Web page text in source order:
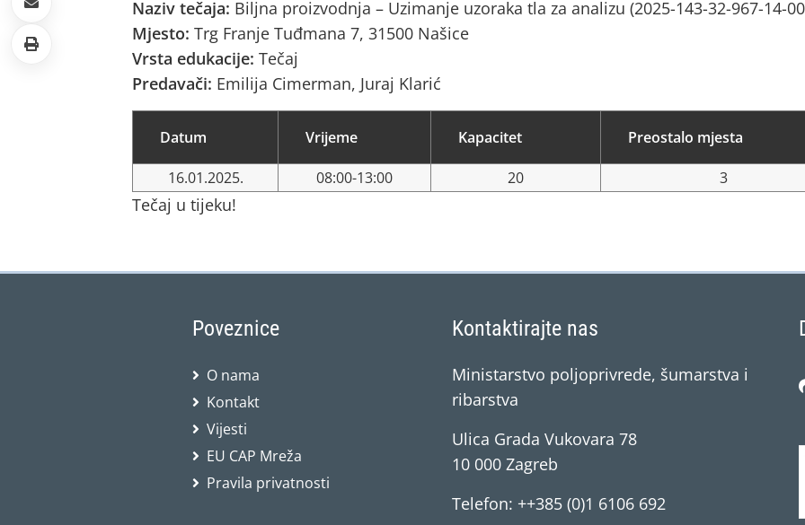
Naziv tečaja: Biljna proizvodnja – Uzimanje uzoraka tla za analizu (2025-143-32-967-14-
Mjesto: Trg Franje Tuđmana 7, 31500 Našice
Vrsta edukacije: Tečaj
Predavači: Emilija Cimerman, Juraj Klarić
Datum Vrijeme Kapacitet Preostalo mjesta
16.01.2025. 08:00-13:00 20 3
Tečaj u tijeku!
Poveznice
O nama
Kontakt
Vijesti
EU CAP Mreža
Pravila privatnosti
Kontaktirajte nas
Ministarstvo poljoprivrede, šumarstva i
ribarstva
Ulica Grada Vukovara 78
10 000 Zagreb
Telefon: ++385 (0)1 6106 692